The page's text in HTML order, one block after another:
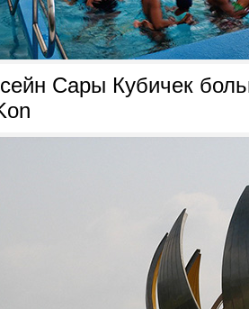
Сары Кубичек